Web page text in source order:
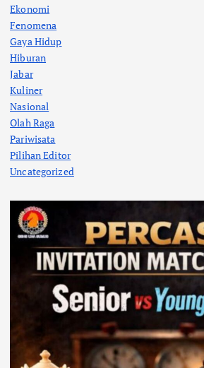
Ekonomi
Fenomena
Gaya Hidup
Hiburan
Jabar
Kuliner
Nasional
Olah Raga
Pariwisata
Pilihan Editor
Uncategorized